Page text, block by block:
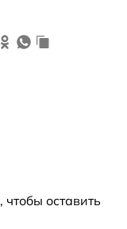
, чтобы оставить